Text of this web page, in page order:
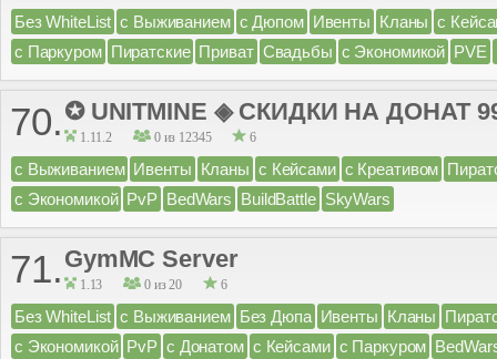
Без WhiteList с Выживанием с Дюпом Ивенты Кланы с
с Паркуром Пиратские Приват Свадьбы с Экономикой PVE
70. ✪ UNITMINE ◈ СКИДКИ НА ДОНАТ
1.11.2 0 из 12345 6
с Выживанием Ивенты Кланы с Кейсами с Креативом
с Экономикой PvP BedWars BuildBattle SkyWars
71. GymMC Server
1.13 0 из 20 6
Без WhiteList с Выживанием Без Дюпа Ивенты Кланы
с Экономикой PvP с Донатом с Кейсами с Паркуром